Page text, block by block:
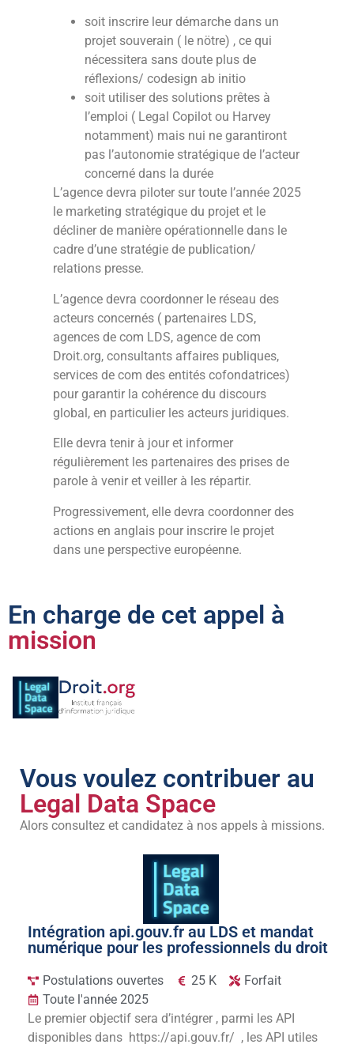
soit inscrire leur démarche dans un
projet souverain ( le nötre) , ce qui
nécessitera sans doute plus de
réflexions/ codesign ab initio
soit utiliser des solutions prêtes à
l’emploi ( Legal Copilot ou Harvey
notamment) mais nui ne garantiront
pas l’autonomie stratégique de l’acteur
concerné dans la durée
L’agence devra piloter sur toute l’année 2025
le marketing stratégique du projet et le
décliner de manière opérationnelle dans le
cadre d’une stratégie de publication/
relations presse.
L’agence devra coordonner le réseau des
acteurs concernés ( partenaires LDS,
agences de com LDS, agence de com
Droit.org, consultants affaires publiques,
services de com des entités cofondatrices)
pour garantir la cohérence du discours
global, en particulier les acteurs juridiques.
Elle devra tenir à jour et informer
régulièrement les partenaires des prises de
parole à venir et veiller à les répartir.
Progressivement, elle devra coordonner des
actions en anglais pour inscrire le projet
dans une perspective européenne.
En charge de cet appel à
mission
Vous voulez contribuer au
Legal Data Space
Alors consultez et candidatez à nos appels à missions.
Intégration api.gouv.fr au LDS et mandat
numérique pour les professionnels du droit
Postulations ouvertes 25 K
Forfait
Toute l'année 2025
Le premier objectif sera d’intégrer , parmi les API
disponibles dans https://api.gouv.fr/ , les API utiles